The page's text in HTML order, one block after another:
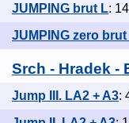
JUMPING brut L:
JUMPING zero brut
Srch - Hradek -
Jump III. LA2 + A3: